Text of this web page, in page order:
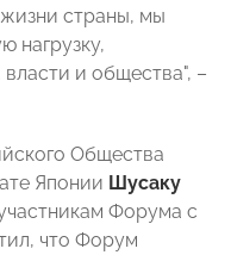
страны, мы
нагрузку,
и общества", –
Общества
Японии Шусаку
Форума с
что Форум